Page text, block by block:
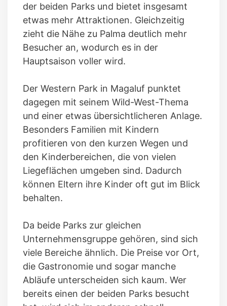
der beiden Parks und bietet insgesamt
etwas mehr Attraktionen. Gleichzeitig
zieht die Nähe zu Palma deutlich mehr
Besucher an, wodurch es in der
Hauptsaison voller wird.
Der Western Park in Magaluf punktet
dagegen mit seinem Wild-West-Thema
und einer etwas übersichtlicheren Anlage.
Besonders Familien mit Kindern
profitieren von den kurzen Wegen und
den Kinderbereichen, die von vielen
Liegeflächen umgeben sind. Dadurch
können Eltern ihre Kinder oft gut im Blick
behalten.
Da beide Parks zur gleichen
Unternehmensgruppe gehören, sind sich
viele Bereiche ähnlich. Die Preise vor Ort,
die Gastronomie und sogar manche
Abläufe unterscheiden sich kaum. Wer
bereits einen der beiden Parks besucht